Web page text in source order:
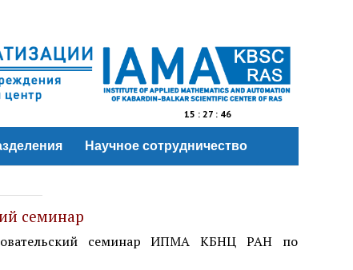
15 : 27 : 46
Научное сотрудничество
семинар
семинар ИПМА КБНЦ РАН по